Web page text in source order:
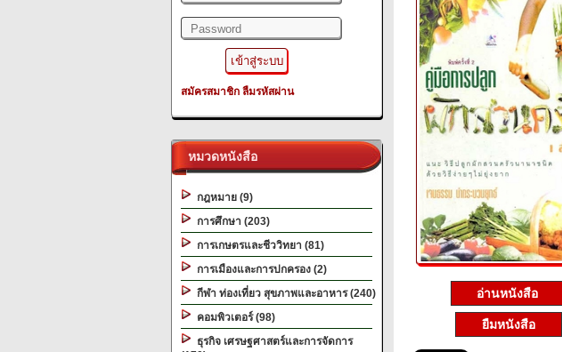
สมัครสมาชิก ลืมรหัสผ่าน
หมวดหนังสือ
กฎหมาย (9)
การศึกษา (203)
การเกษตรและชีววิทยา (81)
การเมืองและการปกครอง (2)
กีฬา ท่องเที่ยว สุขภาพและอาหาร (240)
คอมพิวเตอร์ (98)
ธุรกิจ เศรษฐศาสตร์และการจัดการ
อ่านหนังสือ
ยืมหนังสือ